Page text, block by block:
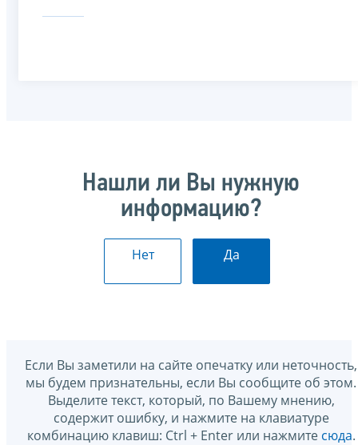
Нашли ли Вы нужную
информацию?
Нет Да
Если Вы заметили на сайте опечатку или неточность,
мы будем признательны, если Вы сообщите об этом.
Выделите текст, который, по Вашему мнению,
содержит ошибку, и нажмите на клавиатуре
комбинацию клавиш: Ctrl + Enter или нажмите сюда.